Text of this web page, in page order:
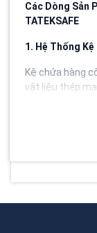
Các Dòng Sản
TATEKSAFE
1. Hệ Thống
Kệ chứa hàng
vật liệu thép
2. Thiết Bị Di
có hệ thống